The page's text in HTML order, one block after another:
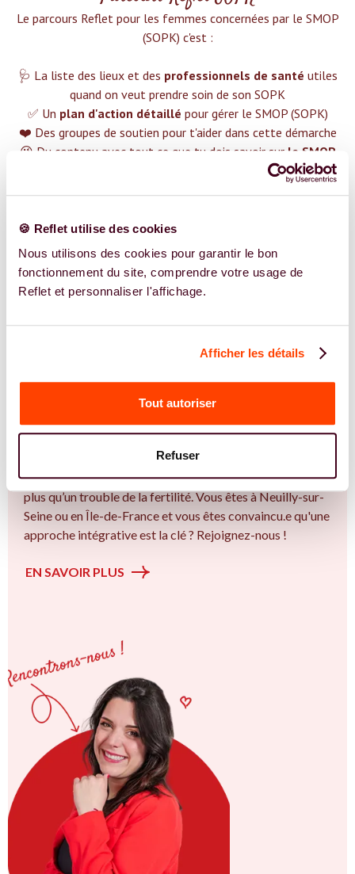
🍪 Reflet utilise des cookies
Nous utilisons des cookies pour garantir le bon
fonctionnement du site, comprendre votre usage de
Reflet et personnaliser l'affichage.
Afficher les détails
Tout autoriser
Refuser
Le parcours Reflet pour les femmes concernées par le SMOP
(SOPK) c'est :‍
🩺 La liste des lieux et des professionnels de santé utiles
quand on veut prendre soin de son SOPK
✅ Un plan d'action détaillé pour gérer le SMOP (SOPK)
❤️ Des groupes de soutien pour t'aider dans cette démarche
😉 Du contenu avec tout ce que tu dois savoir sur le SMOP
Vous êtes Sage Femme expert.e.s en SMOP
(SOPK) ?
Vous êtes Sage Femme spécialiste dans dans
l'accompagnement des femmes et des couples sur la
thématique de la fertilité et particulièrement sur le Bien
plus qu’un trouble de la fertilité. Vous êtes à Neuilly-sur-
Seine ou en Île-de-France et vous êtes convaincu.e qu'une
approche intégrative est la clé ? Rejoignez-nous !
EN SAVOIR PLUS